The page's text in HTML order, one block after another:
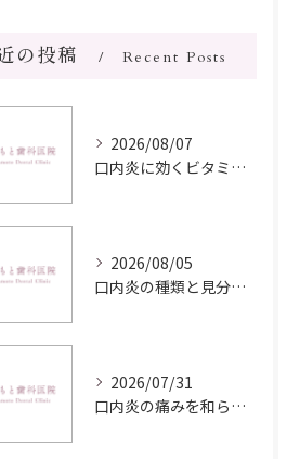
の投稿 Recent Posts
2026/08/07
口内炎に効くビタミンの選び方と早期改善を目指す実践ポイント
2026/08/05
口内炎の種類と見分け方を写真や症状からわかりやすく解説
2026/07/31
口内炎の痛みを和らげる食べ物選びと栄養バランス実践ガイド